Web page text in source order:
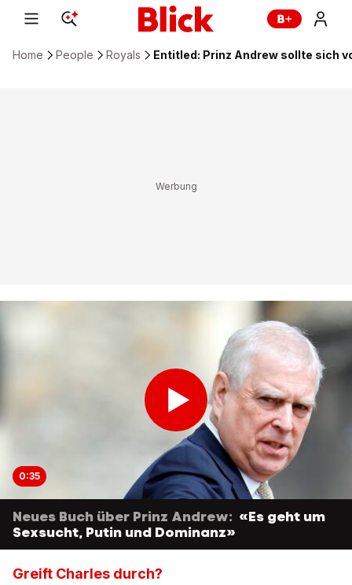
Home People Royals Entitled: Prinz Andrew sollte sich
0:35
Neues Buch über Prinz Andrew: «Es geht um
Sexsucht, Putin und Dominanz»
Greift Charles durch?